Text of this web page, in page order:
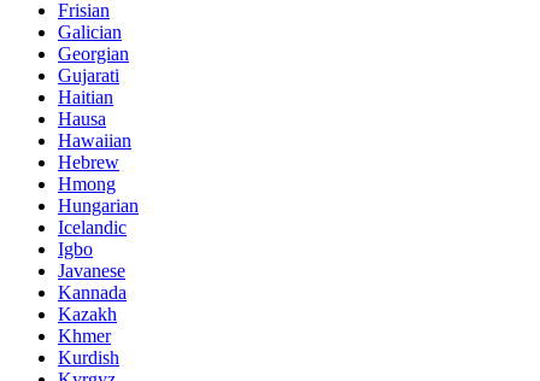
Frisian
Galician
Georgian
Gujarati
Haitian
Hausa
Hawaiian
Hebrew
Hmong
Hungarian
Icelandic
Igbo
Javanese
Kannada
Kazakh
Khmer
Kurdish